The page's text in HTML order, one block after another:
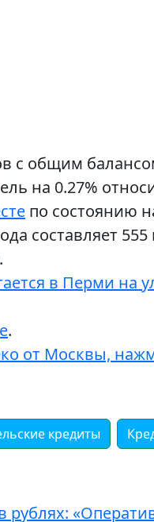
с общим
на 0.27%
по состоянию
составляет
в Перми на
.
от Москвы,
кредиты